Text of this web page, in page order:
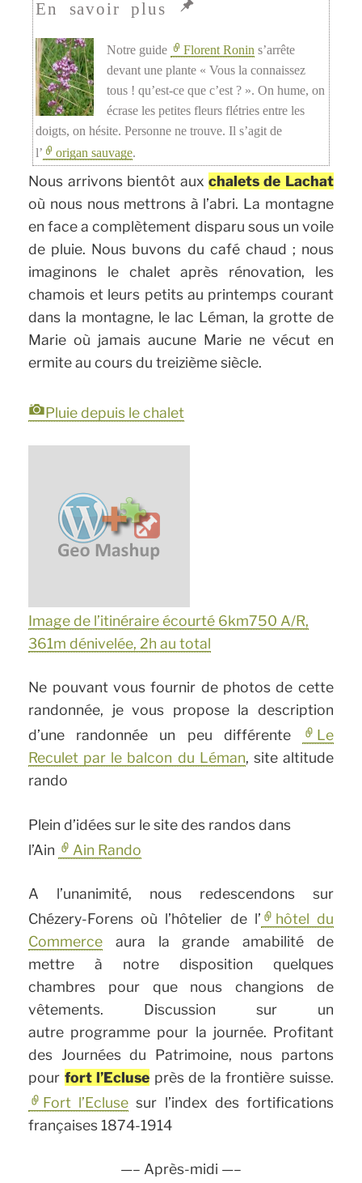
Notre guide Florent Ronin s’arrête
devant une plante « Vous la connaissez
tous ! qu’est-ce que c’est ? ». On hume, on
écrase les petites fleurs flétries entre les
doigts, on hésite. Personne ne trouve. Il s’agit de
l’
origan sauvage.
Nous arrivons bientôt aux chalets de Lachat
où nous nous mettrons à l’abri. La montagne
en face a complètement disparu sous un voile
de pluie. Nous buvons du café chaud ; nous
imaginons le chalet après rénovation, les
chamois et leurs petits au printemps courant
dans la montagne, le lac Léman, la grotte de
Marie où jamais aucune Marie ne vécut en
ermite au cours du treizième siècle.
Pluie depuis le chalet
Image de l’itinéraire écourté 6km750 A/R,
361m dénivelée, 2h au total
Ne pouvant vous fournir de photos de cette
randonnée, je vous propose la description
d’une randonnée un peu différente
Le
Reculet par le balcon du Léman, site altitude
rando
Plein d’idées sur le site des randos dans
l’Ain
Ain Rando
A l’unanimité, nous redescendons sur
Chézery-Forens où l’hôtelier de l’
hôtel du
Commerce aura la grande amabilité de
mettre à notre disposition quelques
chambres pour que nous changions de
vêtements. Discussion sur un
autre programme pour la journée. Profitant
des Journées du Patrimoine, nous partons
pour fort l’Ecluse près de la frontière suisse.
Fort l’Ecluse sur l’index des fortifications
françaises 1874-1914
—– Après-midi —–